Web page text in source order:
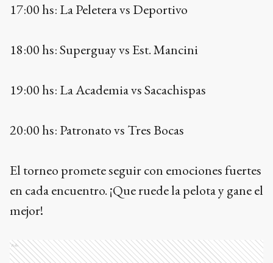
17:00 hs: La Peletera vs Deportivo
18:00 hs: Superguay vs Est. Mancini
19:00 hs: La Academia vs Sacachispas
20:00 hs: Patronato vs Tres Bocas
El torneo promete seguir con emociones fuertes
en cada encuentro. ¡Que ruede la pelota y gane el
mejor!
Ads